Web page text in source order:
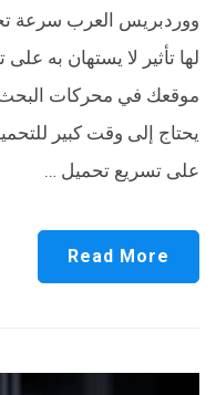
ووردبريس العرب سرعة
لها تأثير لا يستهان به
موقعك في محركات البحث،
يحتاج إلى وقت كبير
على تسريع تحميل …
Read More